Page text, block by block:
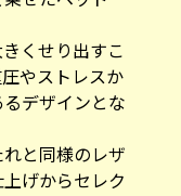
くせり出すこ
やストレスか
デザインとな
と同様のレザ
げからセレク